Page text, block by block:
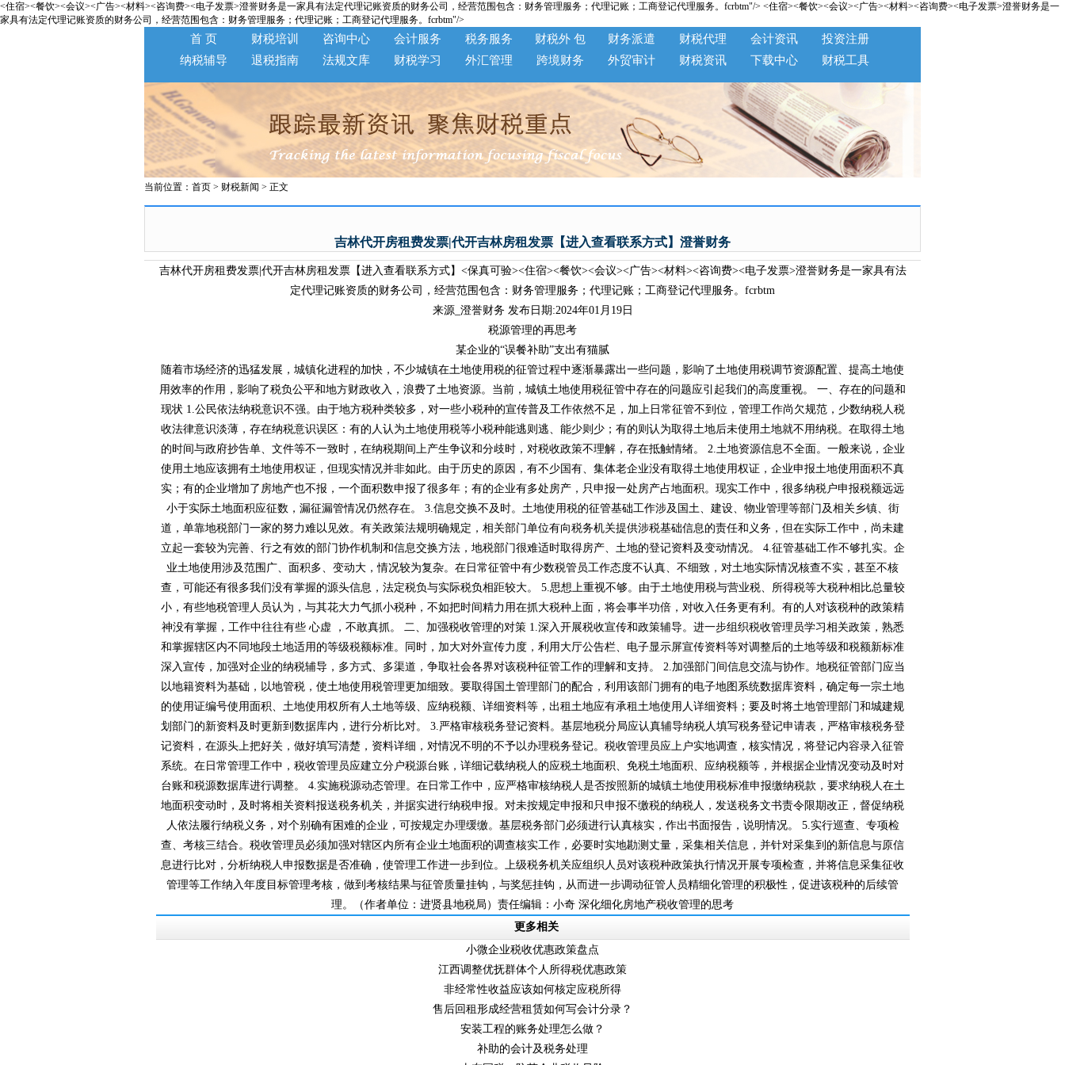
<住宿><餐饮><会议><广告><材料><咨询费><电子发票>澄誉财务是一家具有法定代理记账资质的财务公司，经营范围包含：财务管理服务；代理记账；工商登记代理服务。fcrbtm"/> <住宿><餐饮><会议><广告><材料><咨询费><电子发票>澄誉财务是一
家具有法定代理记账资质的财务公司，经营范围包含：财务管理服务；代理记账；工商登记代理服务。fcrbtm"/>
首 页 财税培训 咨询中心 会计服务 税务服务 财税外 包 财务派遣 财税代理 会计资讯
投资注册
纳税辅导
退税指南 法规文库 财税学习 外汇管理 跨境财务 外贸审计 财税资讯 下载中心 财税工具
当前位置： 首页 > 财税新闻 > 正文
吉林代开房租费发票|代开吉林房租发票【进入查看联系方式】澄誉财务
吉林代开房租费发票|代开吉林房租发票【进入查看联系方式】<保真可验><住宿><餐饮><会议><广告><材料><咨询费><电子发票>澄誉财务是一家具有法
定代理记账资质的财务公司，经营范围包含：财务管理服务；代理记账；工商登记代理服务。fcrbtm
来源_澄誉财务 发布日期:2024年01月19日
税源管理的再思考
某企业的“误餐补助”支出有猫腻
随着市场经济的迅猛发展，城镇化进程的加快，不少城镇在土地使用税的征管过程中逐渐暴露出一些问题，影响了土地使用税调节资源配置、提高土地使
用效率的作用，影响了税负公平和地方财政收入，浪费了土地资源。当前，城镇土地使用税征管中存在的问题应引起我们的高度重视。 一、存在的问题和
现状 1.公民依法纳税意识不强。由于地方税种类较多，对一些小税种的宣传普及工作依然不足，加上日常征管不到位，管理工作尚欠规范，少数纳税人税
收法律意识淡薄，存在纳税意识误区：有的人认为土地使用税等小税种能逃则逃、能少则少；有的则认为取得土地后未使用土地就不用纳税。在取得土地
的时间与政府抄告单、文件等不一致时，在纳税期间上产生争议和分歧时，对税收政策不理解，存在抵触情绪。 2.土地资源信息不全面。一般来说，企业
使用土地应该拥有土地使用权证，但现实情况并非如此。由于历史的原因，有不少国有、集体老企业没有取得土地使用权证，企业申报土地使用面积不真
实；有的企业增加了房地产也不报，一个面积数申报了很多年；有的企业有多处房产，只申报一处房产占地面积。现实工作中，很多纳税户申报税额远远
小于实际土地面积应征数，漏征漏管情况仍然存在。 3.信息交换不及时。土地使用税的征管基础工作涉及国土、建设、物业管理等部门及相关乡镇、街
道，单靠地税部门一家的努力难以见效。有关政策法规明确规定，相关部门单位有向税务机关提供涉税基础信息的责任和义务，但在实际工作中，尚未建
立起一套较为完善、行之有效的部门协作机制和信息交换方法，地税部门很难适时取得房产、土地的登记资料及变动情况。 4.征管基础工作不够扎实。企
业土地使用涉及范围广、面积多、变动大，情况较为复杂。在日常征管中有少数税管员工作态度不认真、不细致，对土地实际情况核查不实，甚至不核
查，可能还有很多我们没有掌握的源头信息，法定税负与实际税负相距较大。 5.思想上重视不够。由于土地使用税与营业税、所得税等大税种相比总量较
小，有些地税管理人员认为，与其花大力气抓小税种，不如把时间精力用在抓大税种上面，将会事半功倍，对收入任务更有利。有的人对该税种的政策精
神没有掌握，工作中往往有些 心虚 ，不敢真抓。 二、加强税收管理的对策 1.深入开展税收宣传和政策辅导。进一步组织税收管理员学习相关政策，熟悉
和掌握辖区内不同地段土地适用的等级税额标准。同时，加大对外宣传力度，利用大厅公告栏、电子显示屏宣传资料等对调整后的土地等级和税额新标准
深入宣传，加强对企业的纳税辅导，多方式、多渠道，争取社会各界对该税种征管工作的理解和支持。 2.加强部门间信息交流与协作。地税征管部门应当
以地籍资料为基础，以地管税，使土地使用税管理更加细致。要取得国土管理部门的配合，利用该部门拥有的电子地图系统数据库资料，确定每一宗土地
的使用证编号使用面积、土地使用权所有人土地等级、应纳税额、详细资料等，出租土地应有承租土地使用人详细资料；要及时将土地管理部门和城建规
划部门的新资料及时更新到数据库内，进行分析比对。 3.严格审核税务登记资料。基层地税分局应认真辅导纳税人填写税务登记申请表，严格审核税务登
记资料，在源头上把好关，做好填写清楚，资料详细，对情况不明的不予以办理税务登记。税收管理员应上户实地调查，核实情况，将登记内容录入征管
系统。在日常管理工作中，税收管理员应建立分户税源台账，详细记载纳税人的应税土地面积、免税土地面积、应纳税额等，并根据企业情况变动及时对
台账和税源数据库进行调整。 4.实施税源动态管理。在日常工作中，应严格审核纳税人是否按照新的城镇土地使用税标准申报缴纳税款，要求纳税人在土
地面积变动时，及时将相关资料报送税务机关，并据实进行纳税申报。对未按规定申报和只申报不缴税的纳税人，发送税务文书责令限期改正，督促纳税
人依法履行纳税义务，对个别确有困难的企业，可按规定办理缓缴。基层税务部门必须进行认真核实，作出书面报告，说明情况。 5.实行巡查、专项检
查、考核三结合。税收管理员必须加强对辖区内所有企业土地面积的调查核实工作，必要时实地勘测丈量，采集相关信息，并针对采集到的新信息与原信
息进行比对，分析纳税人申报数据是否准确，使管理工作进一步到位。上级税务机关应组织人员对该税种政策执行情况开展专项检查，并将信息采集征收
管理等工作纳入年度目标管理考核，做到考核结果与征管质量挂钩，与奖惩挂钩，从而进一步调动征管人员精细化管理的积极性，促进该税种的后续管
理。（作者单位：进贤县地税局）责任编辑：小奇 深化细化房地产税收管理的思考
更多相关
小微企业税收优惠政策盘点
江西调整优抚群体个人所得税优惠政策
非经常性收益应该如何核定应税所得
售后回租形成经营租赁如何写会计分录？
安装工程的账务处理怎么做？
补助的会计及税务处理